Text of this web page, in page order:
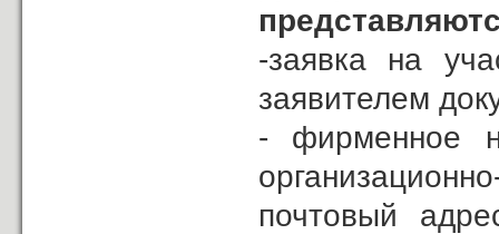
-заявка на
заявителем
- фирменное
почтовый